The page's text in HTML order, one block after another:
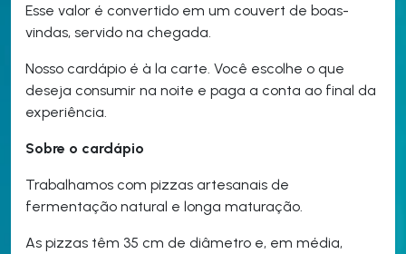
Esse valor é convertido em um couvert de boas-
vindas, servido na chegada.
Nosso cardápio é à la carte. Você escolhe o que
deseja consumir na noite e paga a conta ao final da
experiência.
Sobre o cardápio
Trabalhamos com pizzas artesanais de
fermentação natural e longa maturação.
As pizzas têm 35 cm de diâmetro e, em média,